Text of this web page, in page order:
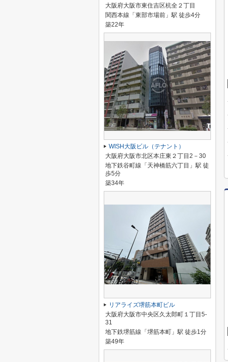
大阪府大阪市東住吉区杭全２丁目
関西本線「東部市場前」駅 徒歩4分
築22年
WISH大阪ビル（テナント）
大阪府大阪市北区本庄東２丁目2－30
地下鉄谷町線「天神橋筋六丁目」駅 徒
歩5分
築34年
リアライズ堺筋本町ビル
大阪府大阪市中央区久太郎町１丁目5-
31
地下鉄堺筋線「堺筋本町」駅 徒歩1分
築49年